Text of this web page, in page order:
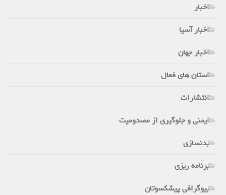
اخبار
اخبار آسیا
اخبار جهان
استان های فعال
انتشارات
ایمنی و جلوگیری از مصدومیت
بدنسازی
برنامه ریزی
بیوگرافی پیشکسوتان